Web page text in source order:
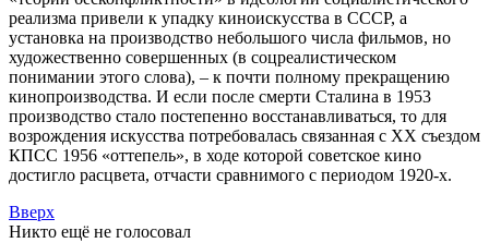
реализма привели к упадку киноискусства в СССР, а
установка на производство небольшого числа фильмов, но
художественно совершенных (в соцреалистическом
понимании этого слова), – к почти полному прекращению
кинопроизводства. И если после смерти Сталина в 1953
производство стало постепенно восстанавливаться, то для
возрождения искусства потребовалась связанная с XX съездом
КПСС 1956 «оттепель», в ходе которой советское кино
достигло расцвета, отчасти сравнимого с периодом 1920-х.
Вверх
Никто ещё не голосовал